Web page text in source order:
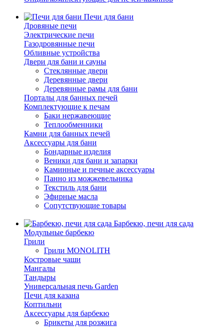
Печи для бани
Дровяные печи
Электрические печи
Газодровянные печи
Обливные устройства
Двери для бани и сауны
Стеклянные двери
Деревянные двери
Деревянные рамы для бани
Порталы для банных печей
Комплектующие к печам
Баки нержавеющие
Теплообменники
Камни для банных печей
Аксессуары для бани
Бондарные изделия
Веники для бани и запарки
Каминные и печные аксессуары
Панно из можжевельника
Текстиль для бани
Эфирные масла
Сопутствующие товары
Барбекю, печи для сада
Модульные барбекю
Грили
Грили MONOLITH
Костровые чаши
Мангалы
Тандыры
Универсальная печь Garden
Печи для казана
Коптильни
Аксессуары для барбекю
Брикеты для розжига